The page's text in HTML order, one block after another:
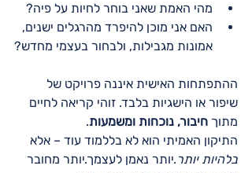
מהי האמת שאני בוחר לחיות על פיה?
האם אני מוכן להיפרד מהרגלים ישנים,
אמונות מגבילות, ולבחור בעצמי מחדש?
ההתפתחות האישית איננה פרויקט של
שיפור או הישגיות בלבד. זוהי קריאה לחיים
מתוך חיבור, נוכחות ומשמעות.
התיקון האמיתי הוא לא בללמוד עוד – אלא
בלהיות יותר .יותר נאמן לעצמך.יותר מחובר